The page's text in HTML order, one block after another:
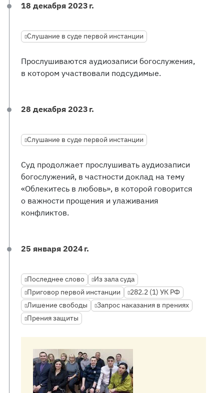
18 декабря 2023 г.
Слушание в суде первой инстанции
Прослушиваются аудиозаписи богослужения,
в котором участвовали подсудимые.
28 декабря 2023 г.
Слушание в суде первой инстанции
Суд продолжает прослушивать аудиозаписи
богослужений, в частности доклад на тему
«Облекитесь в любовь», в которой говорится
о важности прощения и улаживания
конфликтов.
25 января 2024 г.
Последнее слово
Из зала суда
Приговор первой инстанции
282.2 (1) УК РФ
Лишение свободы
Запрос наказания в прениях
Прения защиты